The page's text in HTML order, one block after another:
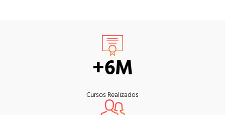
+6M
Cursos Realizados